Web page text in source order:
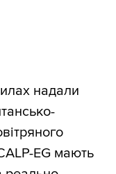
надали
EG мають